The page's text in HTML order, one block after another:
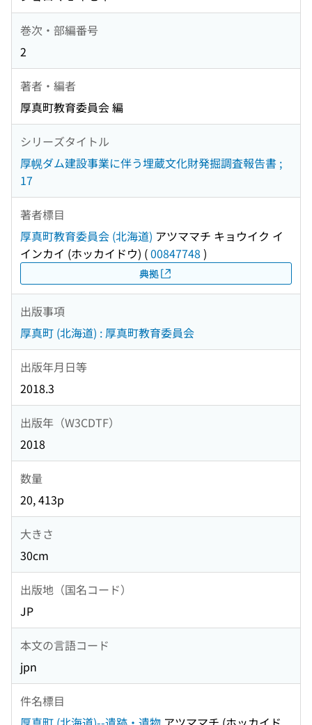
巻次・部編番号
2
著者・編者
厚真町教育委員会 編
シリーズタイトル
厚幌ダム建設事業に伴う埋蔵文化財発掘調査報告書 ;
17
著者標目
厚真町教育委員会 (北海道) アツママチ キョウイク イ
インカイ (ホッカイドウ) (00847748 )
典拠
出版事項
厚真町 (北海道) : 厚真町教育委員会
出版年月日等
2018.3
出版年（W3CDTF）
2018
数量
20, 413p
大きさ
30cm
出版地（国名コード）
JP
本文の言語コード
jpn
件名標目